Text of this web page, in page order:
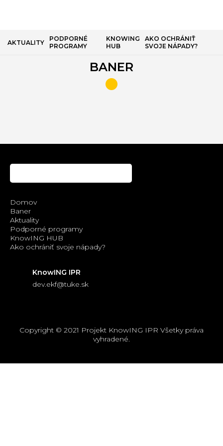
AKTUALITY
PODPORNÉ
PROGRAMY
KNOWING
HUB
AKO OCHRÁNIŤ
SVOJE NÁPADY?
BANER
Domov
Baner
Aktuality
Podporné programy
KnowING HUB
Ako ochrániť svoje nápady?
KnowING IPR
dev.ekf@tuke.sk
Copyright © 2021 Projekt KnowING IPR Všetky práva
vyhradené.